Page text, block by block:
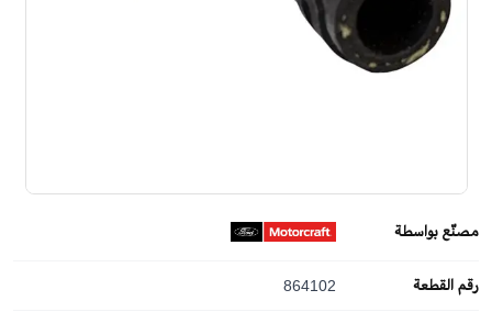
مصنّع بواسطة
رقم القطعة 864102